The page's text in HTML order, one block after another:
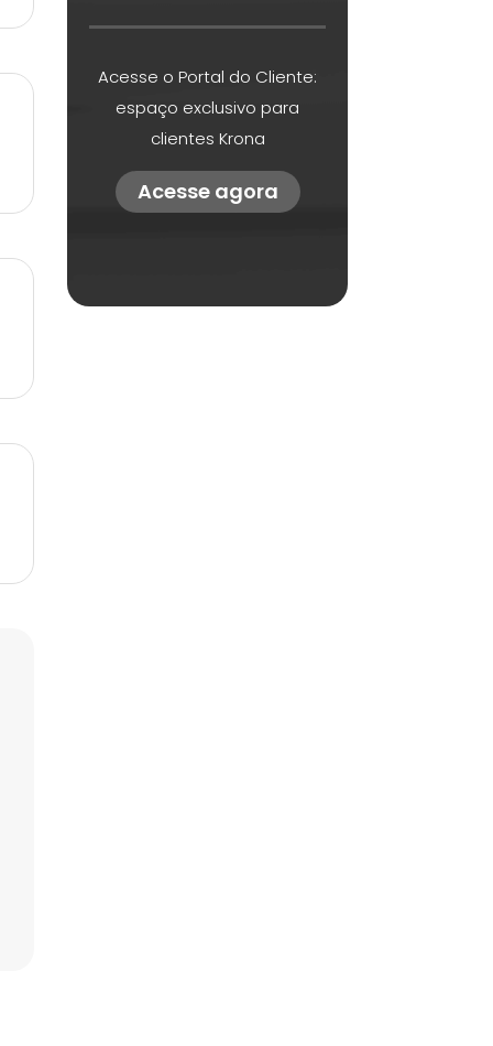
Acesse o Portal do Cliente:
espaço exclusivo para
clientes Krona
Acesse agora